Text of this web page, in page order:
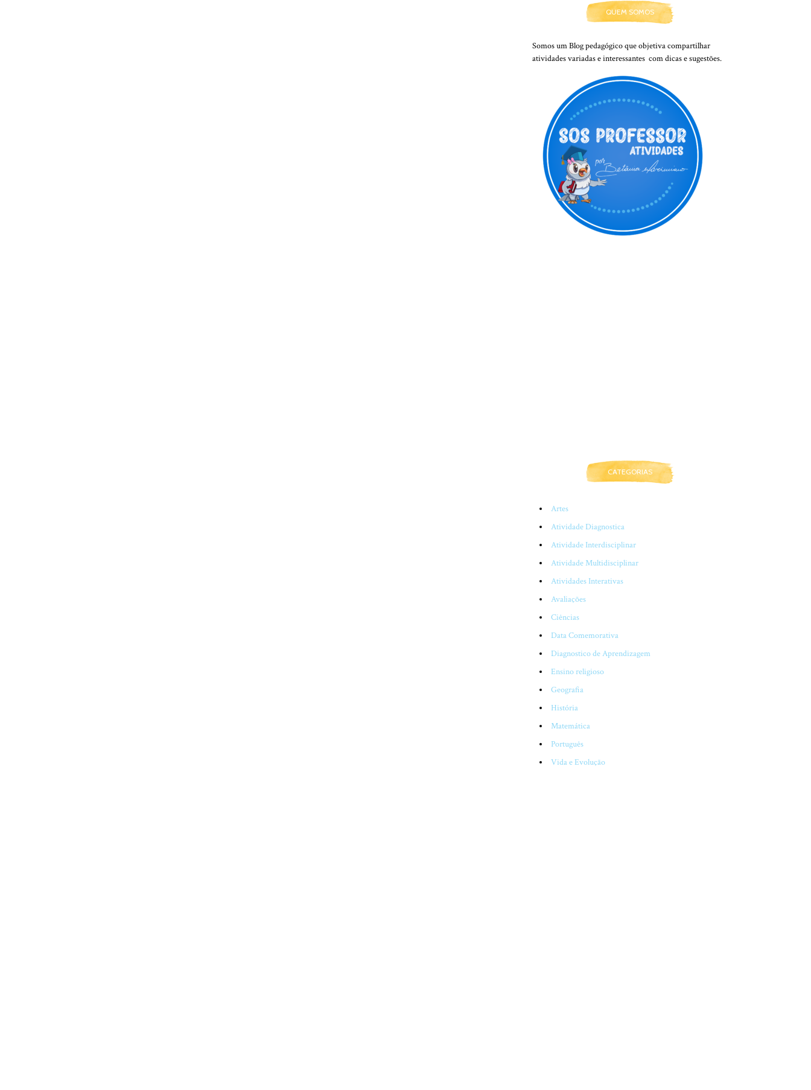
QUEM SOMOS
Somos um Blog pedagógico que objetiva compartilhar
atividades variadas e interessantes com dicas e sugestões.
CATEGORIAS
Artes
Atividade Diagnostica
Atividade Interdisciplinar
Atividade Multidisciplinar
Atividades Interativas
Avaliações
Ciências
Data Comemorativa
Diagnostico de Aprendizagem
Ensino religioso
Geografia
História
Matemática
Português
Vida e Evolução